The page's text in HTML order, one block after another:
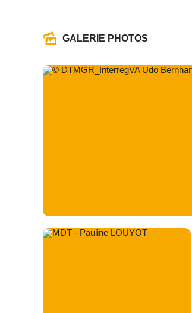
GALERIE PHOTOS